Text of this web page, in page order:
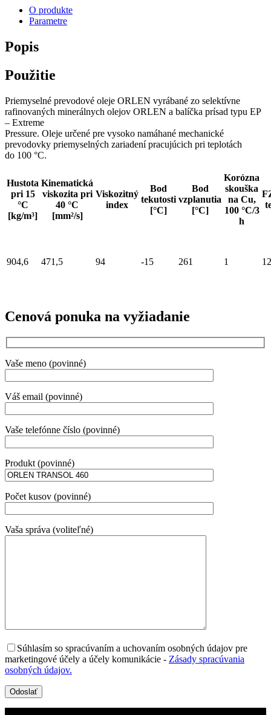
O produkte
Parametre
Popis
Použitie
Priemyselné prevodové oleje ORLEN vyrábané zo selektívne
rafinovaných minerálnych olejov ORLEN a balíčka prísad typu EP
– Extreme
Pressure. Oleje určené pre vysoko namáhané mechanické
prevodovky priemyselných zariadení pracujúcich pri teplotách
do 100 °C.
Hustota
pri 15
°C
[kg/m³]
Kinematická
viskozita pri
40 °C
[mm²/s]
Viskozitný
index
Bod
tekutosti
[°C]
Bod
vzplanutia
[°C]
Korózna
skouška
na Cu,
100 °C/3
h
904,6 471,5 94 -15 261 1 12
Cenová ponuka na vyžiadanie
Vaše meno (povinné)
Váš email (povinné)
Vaše telefónne číslo (povinné)
Produkt (povinné)
Počet kusov (povinné)
Vaša správa (voliteľné)
Súhlasím so spracúvaním a uchovaním osobných údajov pre
marketingové účely a účely komunikácie - Zásady spracúvania
osobných údajov.